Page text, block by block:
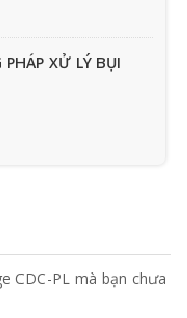
XỬ LÝ BỤI
CDC-PL mà bạn chưa